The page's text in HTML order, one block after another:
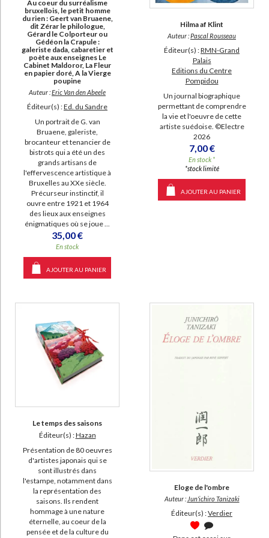
a-paraitre (31)
Au coeur du surréalisme
bruxellois, le petit homme
du rien : Geert van Bruaene,
dit Zérar le philologue,
Gérard le Colporteur ou
Gédéon la Crapule :
galeriste dada, cabaretier et
poète aux enseignes Le
Cabinet Maldoror, La Fleur
en papier doré, A la Vierge
poupine
Auteur :Eric Van den Abeele
Éditeur(s) :Ed. du Sandre
Un portrait de G. van
Bruaene, galeriste,
brocanteur et tenancier de
bistrots qui a été un des
grands artisans de
l'effervescence artistique à
Bruxelles au XXe siècle.
Précurseur instinctif, il
ouvre entre 1921 et 1964
des lieux aux enseignes
énigmatiques où se joue ...
35,00 €
En stock
AJOUTER AU PANIER
Hilma af Klint
Auteur :Pascal Rousseau
Éditeur(s) :RMN-Grand
Palais
Editions du Centre
Pompidou
Un journal biographique
permettant de comprendre
la vie et l'oeuvre de cette
artiste suédoise. ©Electre
2026
7,00 €
En stock *
*stock limité
AJOUTER AU PANIER
Le temps des saisons
Éditeur(s) :Hazan
Présentation de 80 oeuvres
d'artistes japonais qui se
sont illustrés dans
l'estampe, notamment dans
la représentation des
saisons. Ils rendent
hommage à une nature
éternelle, au coeur de la
pensée et de la culture du
Eloge de l'ombre
Auteur : Jun'ichiro Tanizaki
Éditeur(s) :Verdier